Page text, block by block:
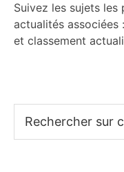
Suivez les sujets les
actualités associées
et classement
sur